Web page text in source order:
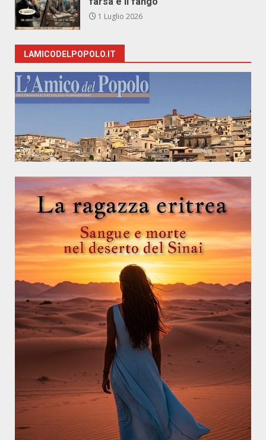
1 Luglio 2026
LAMICODELPOPOLO.IT